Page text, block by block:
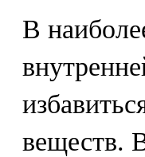
В
веществ.